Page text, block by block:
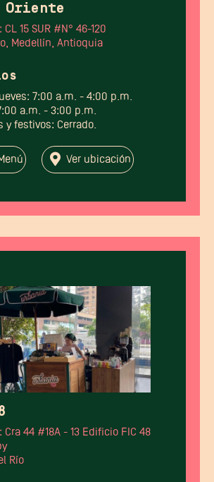
Oriente
15 SUR #N° 46-120
Medellín, Antioquia
7:00 a.m. - 4:00 p.m.
a.m. - 3:00 p.m.
y festivos: Cerrado.
Ver ubicación
Cra 44 #18A - 13 Edificio FIC 48
Río